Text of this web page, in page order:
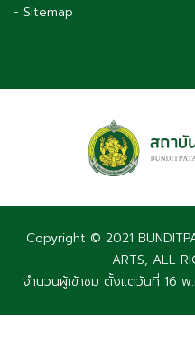
- Sitemap
Copyright © 2021
ARTS, ALL
จำนวนผู้เข้าชม ตั้งแต่วันที่ 16